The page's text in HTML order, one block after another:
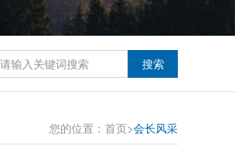
搜索
您的位置： 首页>会长风采